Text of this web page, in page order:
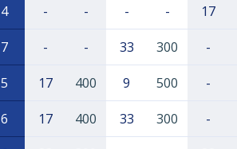
4 - - - - 17
7 - - 33 300 -
5 17 400 9 500 -
6 17 400 33 300 -